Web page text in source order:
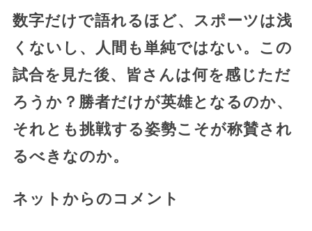
数字だけで語れるほど、スポーツは浅
くないし、人間も単純ではない。この
試合を見た後、皆さんは何を感じただ
ろうか？勝者だけが英雄となるのか、
それとも挑戦する姿勢こそが称賛され
るべきなのか。
ネットからのコメント